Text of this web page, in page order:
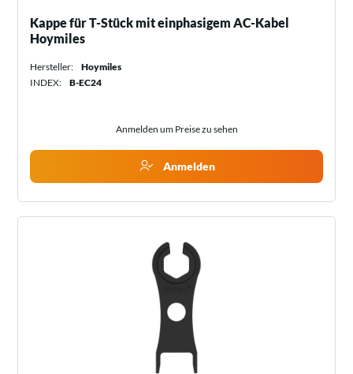
Kappe für T-Stück mit einphasigem AC-Kabel
Hoymiles
Hersteller:
Hoymiles
INDEX:
B-EC24
Anmelden um Preise zu sehen
Anmelden